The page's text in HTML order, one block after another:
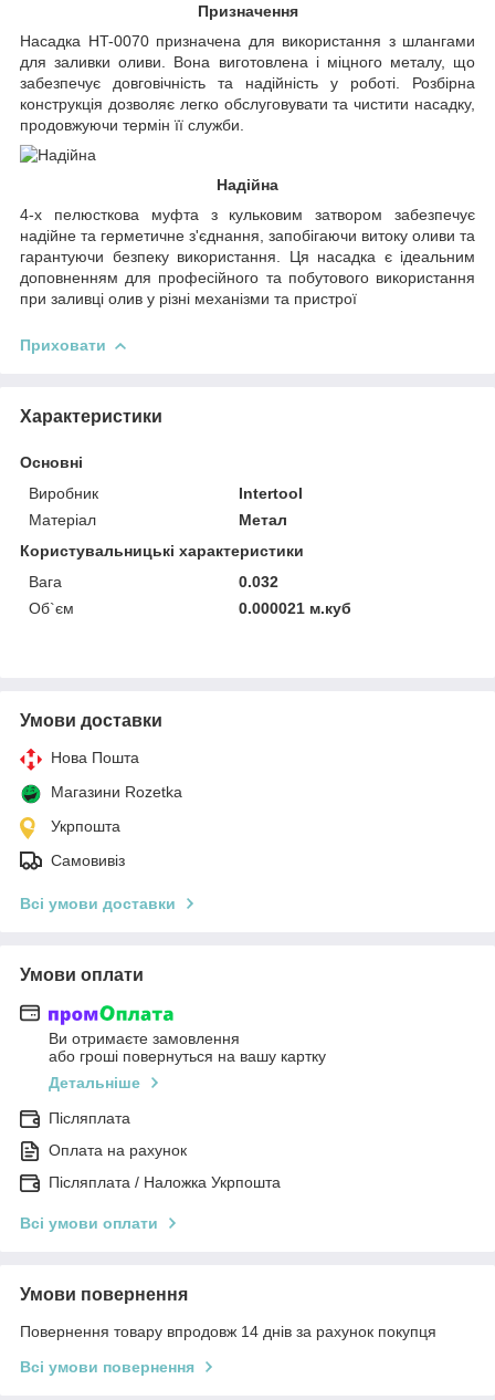
Призначення
Насадка HT-0070 призначена для використання з шлангами
для заливки оливи. Вона виготовлена і міцного металу, що
забезпечує довговічність та надійність у роботі. Розбірна
конструкція дозволяє легко обслуговувати та чистити насадку,
продовжуючи термін її служби.
Надійна
4-х пелюсткова муфта з кульковим затвором забезпечує
надійне та герметичне з'єднання, запобігаючи витоку оливи та
гарантуючи безпеку використання. Ця насадка є ідеальним
доповненням для професійного та побутового використання
при заливці олив у різні механізми та пристрої
Приховати
Характеристики
Основні
Виробник
Intertool
Матеріал
Метал
Користувальницькі характеристики
Вага
0.032
Об`єм
0.000021 м.куб
Умови доставки
Нова Пошта
Магазини Rozetka
Укрпошта
Самовивіз
Всі умови доставки
Умови оплати
Ви отримаєте замовлення
або гроші повернуться на вашу картку
Детальніше
Післяплата
Оплата на рахунок
Післяплата / Наложка Укрпошта
Всі умови оплати
Умови повернення
Повернення товару впродовж 14 днів за рахунок покупця
Всі умови повернення